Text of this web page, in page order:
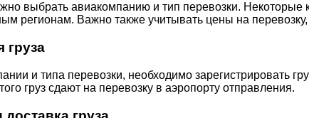
выбрать авиакомпанию и тип перевозки.
регионам. Важно также учитывать цены на
груза
и типа перевозки, необходимо зарегистрировать
груз сдают на перевозку в аэропорту отправления.